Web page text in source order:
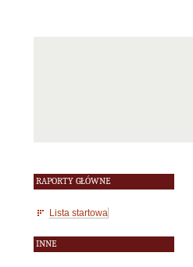
RAPORTY GŁÓWNE
Lista startowa
INNE